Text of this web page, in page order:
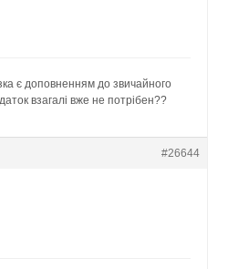
є доповненням до звичайного
взагалі вже не потрібен??
#26644